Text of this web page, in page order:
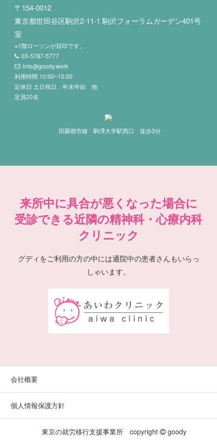
〒154-0012
東京都世田谷区駒沢2-11-1 駒沢フォーラムガーデン401号
室
※1階ローソンが目印です。
03-5787-5777
info@goody.work
利用時間 10:00~15:00
定休日 土日祝日、年末年始 他
定員20名
田園都市線 駒澤大学駅西口 徒歩3分
来所中に具合が悪くなった場合に
受診できる近隣の精神科・心療内科
クリニック
グディをご利用の方の中には通院中の患者さんもいらっ
しゃいます。
会社概要
個人情報保護方針
東京の就労移行支援事業所 copyright goody